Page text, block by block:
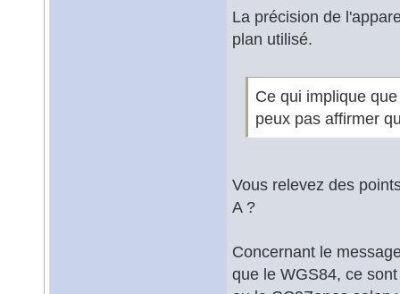
La précision de
plan utilisé.
Ce qui implique
peux pas affirmer
Vous relevez des
A ?
Concernant le
que le WGS84, ce